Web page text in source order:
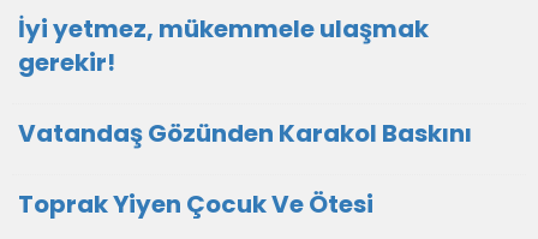
İyi yetmez, mükemmele ulaşmak
gerekir!
Vatandaş Gözünden Karakol Baskını
Toprak Yiyen Çocuk Ve Ötesi